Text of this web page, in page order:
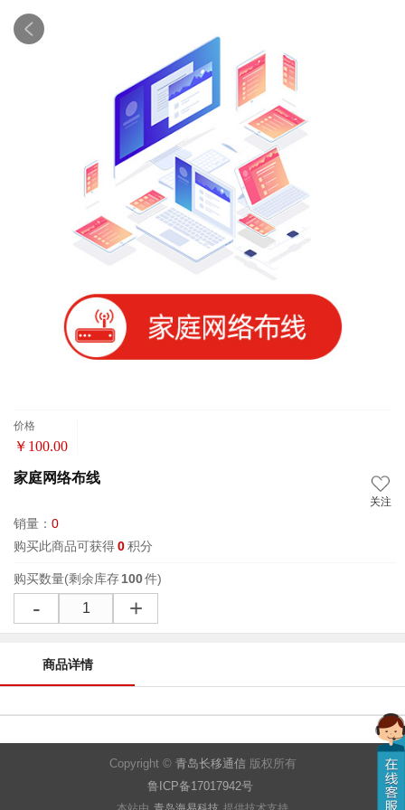
价格
￥ 100.00
家庭网络布线
关注
销量： 0
购买此商品可获得0积分
购买数量(剩余库存100件)
- +
商品详情
Copyright © 青岛长移通信版权所有
鲁ICP备17017942号